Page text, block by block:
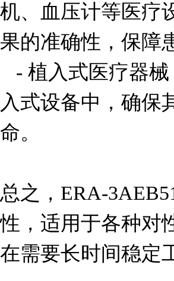
机、血压计等医疗
果的准确性，保障
入式设备中，确保
命。
总之，ERA-
性，适用于各种对
在需要长时间稳定